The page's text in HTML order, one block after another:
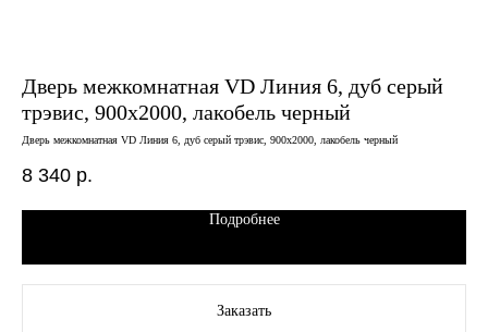
Дверь межкомнатная VD Линия 6, дуб серый
трэвис, 900х2000, лакобель черный
Дверь межкомнатная VD Линия 6, дуб серый трэвис, 900х2000, лакобель черный
8 340 р.
Подробнее
Заказать